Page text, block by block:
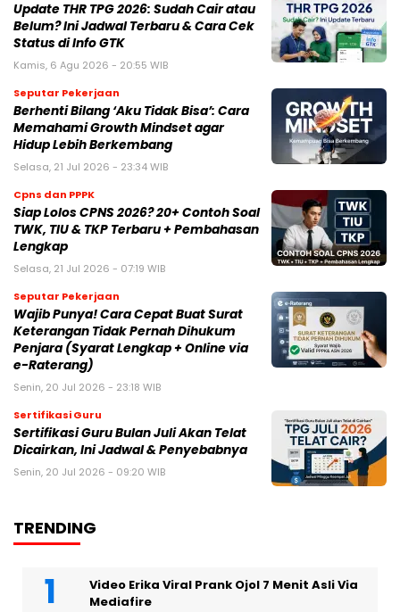
Update THR TPG 2026: Sudah Cair atau
Belum? Ini Jadwal Terbaru & Cara Cek
Status di Info GTK
Kamis, 6 Agu 2026 - 20:55 WIB
Seputar Pekerjaan
Berhenti Bilang ‘Aku Tidak Bisa’: Cara
Memahami Growth Mindset agar
Hidup Lebih Berkembang
Selasa, 21 Jul 2026 - 23:34 WIB
Cpns dan PPPK
Siap Lolos CPNS 2026? 20+ Contoh Soal
TWK, TIU & TKP Terbaru + Pembahasan
Lengkap
Selasa, 21 Jul 2026 - 07:19 WIB
Seputar Pekerjaan
Wajib Punya! Cara Cepat Buat Surat
Keterangan Tidak Pernah Dihukum
Penjara (Syarat Lengkap + Online via
e-Raterang)
Senin, 20 Jul 2026 - 23:18 WIB
Sertifikasi Guru
Sertifikasi Guru Bulan Juli Akan Telat
Dicairkan, Ini Jadwal & Penyebabnya
Senin, 20 Jul 2026 - 09:20 WIB
TRENDING
Video Erika Viral Prank Ojol 7 Menit Asli Via
Mediafire